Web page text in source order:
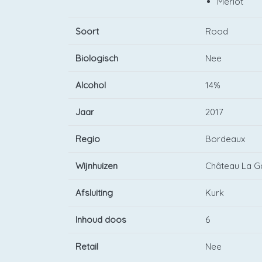
Soort Rood
Biologisch Nee
Alcohol 14%
Jaar 2017
Regio Bordeaux
Wijnhuizen Château La
Afsluiting Kurk
Inhoud doos 6
Retail Nee